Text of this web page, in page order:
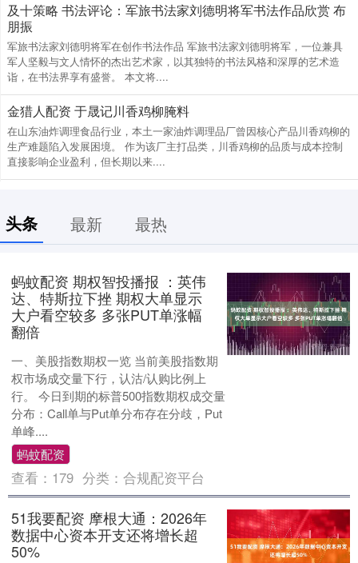
及十策略 书法评论：军旅书法家刘德明将军书法作品欣赏 布
朋振
军旅书法家刘德明将军在创作书法作品 军旅书法家刘德明将军，一位兼具
军人坚毅与文人情怀的杰出艺术家，以其独特的书法风格和深厚的艺术造
诣，在书法界享有盛誉。 本文将....
金猎人配资 于晟记川香鸡柳腌料
在山东油炸调理食品行业，本土一家油炸调理品厂曾因核心产品川香鸡柳的
生产难题陷入发展困境。 作为该厂主打品类，川香鸡柳的品质与成本控制
直接影响企业盈利，但长期以来....
头条 最新 最热
蚂蚊配资 期权智投播报 ：英伟
达、特斯拉下挫 期权大单显示
大户看空较多 多张PUT单涨幅
翻倍
一、美股指数期权一览 当前美股指数期
权市场成交量下行，认沽/认购比例上
行。 今日到期的标普500指数期权成交量
分布：Call单与Put单分布存在分歧，Put
单峰....
蚂蚊配资
查看： 179 分类：合规配资平台
51我要配资 摩根大通：2026年
数据中心资本开支还将增长超
50%